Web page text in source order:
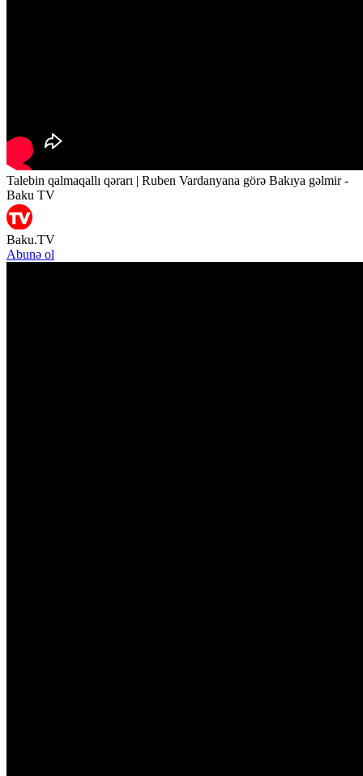
Talebin qalmaqallı qərarı | Ruben Vardanyana görə Bakıya gəlmir -
Baku TV
Baku.TV
Abunə ol